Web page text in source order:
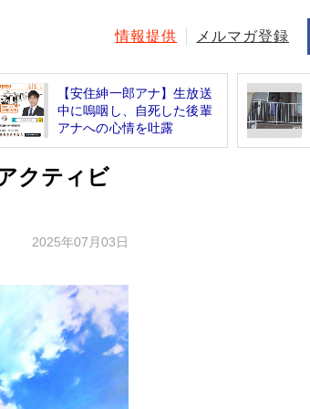
情報提供 メルマガ登録
【安住紳一郎アナ】生放送
中に嗚咽し、自死した後輩
アナへの心情を吐露
クティビ
2025年07月03日